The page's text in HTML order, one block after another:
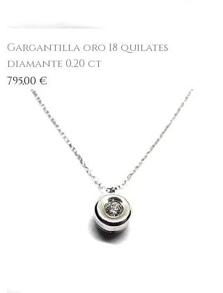
Gargantilla oro 18 quilates
diamante 0,20 ct
Precio
795,00 €